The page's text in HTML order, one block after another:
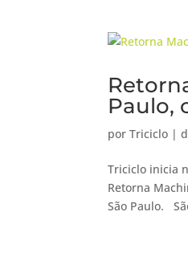
Paulo,
porTriciclo |
Triciclo inicia
Retorna
São Paulo.